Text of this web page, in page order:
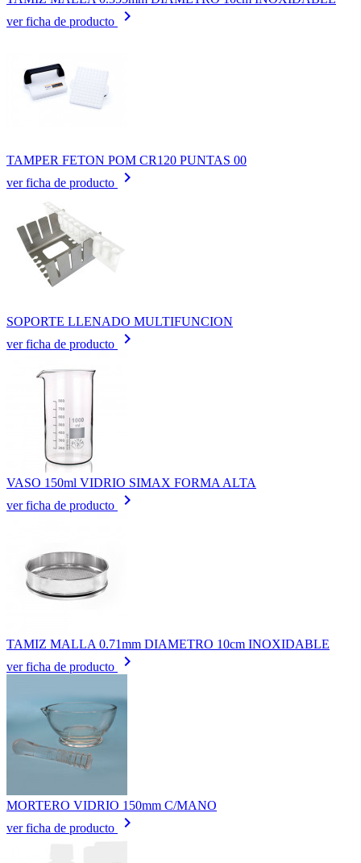
ver ficha de producto
keyboard_arrow_right
TAMPER FETON POM CR120 PUNTAS 00
ver ficha de producto
keyboard_arrow_right
SOPORTE LLENADO MULTIFUNCION
ver ficha de producto
keyboard_arrow_right
VASO 150ml VIDRIO SIMAX FORMA ALTA
ver ficha de producto
keyboard_arrow_right
TAMIZ MALLA 0.71mm DIAMETRO 10cm INOXIDABLE
ver ficha de producto
keyboard_arrow_right
MORTERO VIDRIO 150mm C/MANO
ver ficha de producto
keyboard_arrow_right